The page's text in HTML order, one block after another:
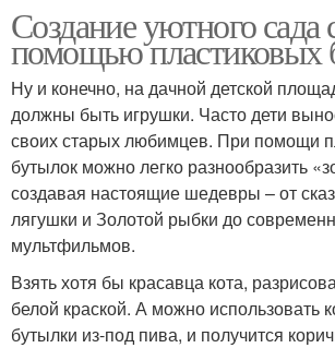
Создание уютного сада
помощью пластиковых
Ну и конечно, на дачной детской
должны быть игрушки. Часто дети
своих старых любимцев. При помощи
бутылок можно легко разнообразить
создавая настоящие шедевры – от
лягушки и Золотой рыбки до
мультфильмов.
Взять хотя бы красавца кота,
белой краской. А можно использовать
бутылки из-под пива, и получится